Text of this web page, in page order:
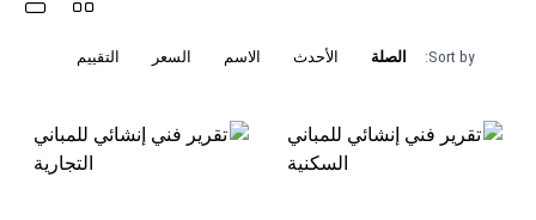
Sort by: الصلة الأحدث الاسم السعر التقييم